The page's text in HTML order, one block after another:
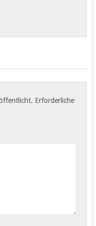
Erforderliche